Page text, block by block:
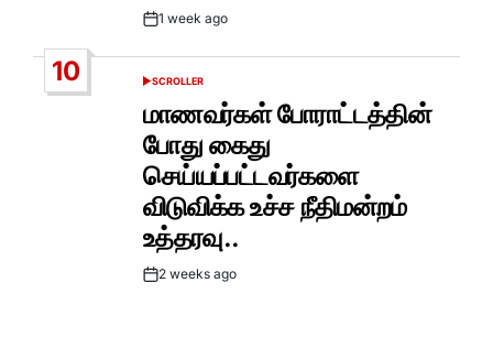
Post1 week ago
10
POSTED
SCROLLER
மாணவர்கள் போராட்டத்தின்
போது கைது
செய்யப்பட்டவர்களை
விடுவிக்க உச்ச நீதிமன்றம்
உத்தரவு..
Post2 weeks ago